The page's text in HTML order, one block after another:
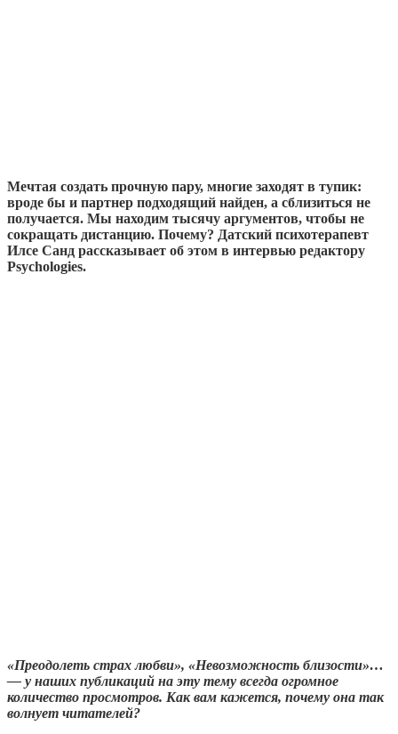
Мечтая создать прочную пару, многие заходят в тупик:
вроде бы и партнер подходящий найден, а сблизиться не
получается. Мы находим тысячу аргументов, чтобы не
сокращать дистанцию. Почему? Датский психотерапевт
Илсе Санд рассказывает об этом в интервью редактору
Psychologies.
«Преодолеть страх любви», «Невозможность близости»…
— у наших публикаций на эту тему всегда огромное
количество просмотров. Как вам кажется, почему она так
волнует читателей?